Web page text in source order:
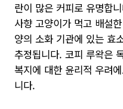
란이 많은 커피로 유명합
사향 고양이가 먹고 배설
양의 소화 기관에 있는 효
추정됩니다. 코피 루왁은
복지에 대한 윤리적 우려
니다.